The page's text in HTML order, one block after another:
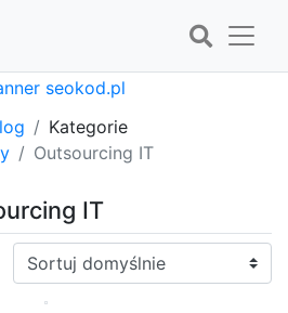
Kategorie
Outsourcing IT
IT
Sortuj: